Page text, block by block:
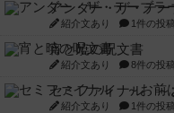
アンダー・ザ・テー
紹介文あり 1件の投稿
宵と暁の呪文書
紹介文あり 8件の投稿
セミファイナル ～
紹介文あり 1件の投稿